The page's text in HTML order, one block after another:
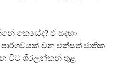
කෙසේද? ඒ සඳහා
වන එක්සත් ජාතික
විට ශී‍්‍රලන්කන් තුළ